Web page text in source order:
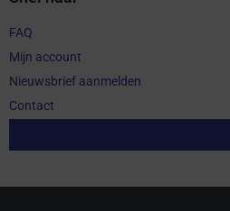
FAQ
Mijn account
Nieuwsbrief aanmelden
Contact